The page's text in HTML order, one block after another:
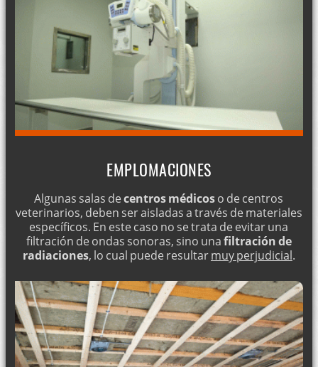
EMPLOMACIONES
Algunas salas decentros médicoso de centros
veterinarios, deben ser aisladas a través de materiales
específicos. En este caso no se trata de evitar una
filtración de ondas sonoras, sino unafiltración de
radiaciones, lo cual puede resultarmuy perjudicial.